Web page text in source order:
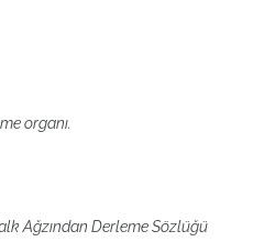
organı.
Ağzından Derleme Sözlüğü